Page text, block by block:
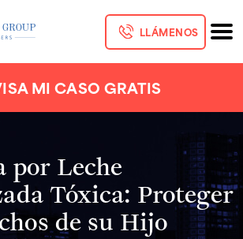
LLÁMENOS
MI CASO GRATIS
por Leche
Tóxica: Proteger
de su Hijo